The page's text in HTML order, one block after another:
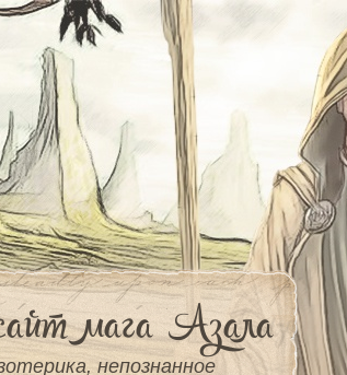
мага Азала
непознанное